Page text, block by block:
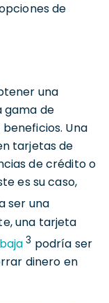
de
una
gama de
Una
tarjetas de
de crédito o
es su caso,
ser una
una tarjeta
3 podría ser
dinero en